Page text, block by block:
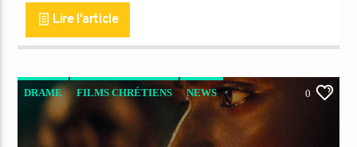
Lire l'article
DRAME FILMS CHRÉTIENS NEWS 0